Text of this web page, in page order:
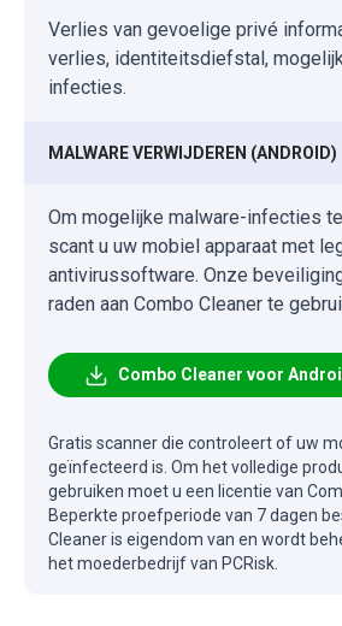
Verlies van gevoelige privé
verlies, identiteitsdiefstal,
infecties.
MALWARE VERWIJDEREN (ANDROID)
Om mogelijke malware-infecties
scant u uw mobiel apparaat met
antivirussoftware. Onze
raden aan Combo Cleaner te
Combo Cleaner voor
Gratis scanner die controleert of uw
geïnfecteerd is. Om het volledige
gebruiken moet u een licentie van
Beperkte proefperiode van 7 dagen
Cleaner is eigendom van en wordt
het moederbedrijf van PCRisk.